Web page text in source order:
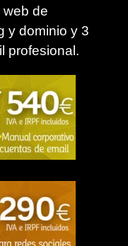
de
y dominio y 3
profesional.